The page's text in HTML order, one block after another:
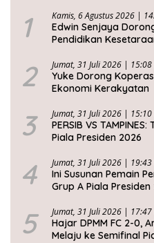
1 Kamis, 6 Agustus 2026 |
Edwin Senjaya
Pendidikan
2 Jumat, 31 Juli 2026 | 15:08
Yuke Dorong
Ekonomi Kerakyatan
3 Jumat, 31 Juli 2026 | 15:10
PERSIB VS
Piala Presiden 2026
4 Jumat, 31 Juli 2026 | 19:43
Ini Susunan Pemain
Grup A Piala Presiden
5 Jumat, 31 Juli 2026 | 17:47
Hajar DPMM FC 2-0,
Melaju ke Semifinal